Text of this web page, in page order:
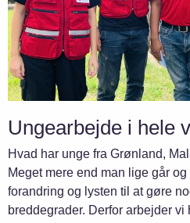
Ungearbejde i hele
Hvad har unge fra Grønland,
Meget mere end man lige går
forandring og lysten til at gøre
breddegrader. Derfor arbejder vi